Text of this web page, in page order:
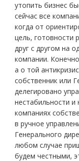
утопить бизнес
сейчас все
когда от
цель, готовности
друг с другом на
компании.
а о той
собственник или
делегировано
нестабильности
компаниях
в ручное
Генерального
любом случае
будем честными,